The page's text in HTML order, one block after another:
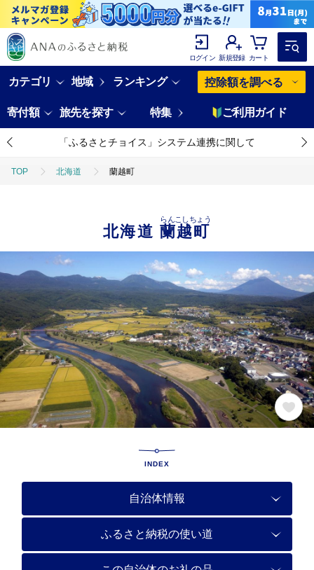
ログイン 新規登録 カート
カテゴリ 地域 ランキング 控除額を調べる
寄付額 旅先を探す 特集 ご利用ガイド
「ふるさとチョイス」システム連携に関して
TOP 北海道 蘭越町
北海道蘭越町
らんこしちょう
INDEX
自治体情報
ふるさと納税の使い道